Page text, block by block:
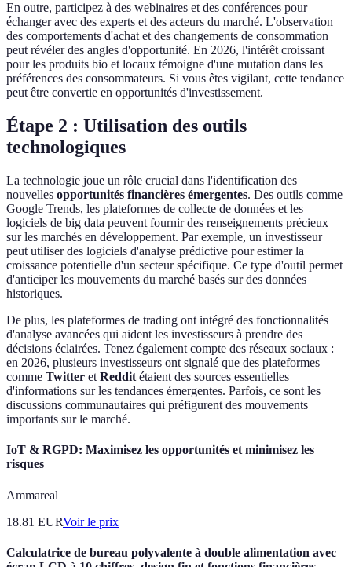
En outre, participez à des webinaires et des conférences pour
échanger avec des experts et des acteurs du marché. L'observation
des comportements d'achat et des changements de consommation
peut révéler des angles d'opportunité. En 2026, l'intérêt croissant
pour les produits bio et locaux témoigne d'une mutation dans les
préférences des consommateurs. Si vous êtes vigilant, cette tendance
peut être convertie en opportunités d'investissement.
Étape 2 : Utilisation des outils
technologiques
La technologie joue un rôle crucial dans l'identification des
nouvelles opportunités financières émergentes. Des outils comme
Google Trends, les plateformes de collecte de données et les
logiciels de big data peuvent fournir des renseignements précieux
sur les marchés en développement. Par exemple, un investisseur
peut utiliser des logiciels d'analyse prédictive pour estimer la
croissance potentielle d'un secteur spécifique. Ce type d'outil permet
d'anticiper les mouvements du marché basés sur des données
historiques.
De plus, les plateformes de trading ont intégré des fonctionnalités
d'analyse avancées qui aident les investisseurs à prendre des
décisions éclairées. Tenez également compte des réseaux sociaux :
en 2026, plusieurs investisseurs ont signalé que des plateformes
comme Twitter et Reddit étaient des sources essentielles
d'informations sur les tendances émergentes. Parfois, ce sont les
discussions communautaires qui préfigurent des mouvements
importants sur le marché.
IoT & RGPD: Maximisez les opportunités et minimisez les
risques
Ammareal
18.81 EURVoir le prix
Calculatrice de bureau polyvalente à double alimentation avec